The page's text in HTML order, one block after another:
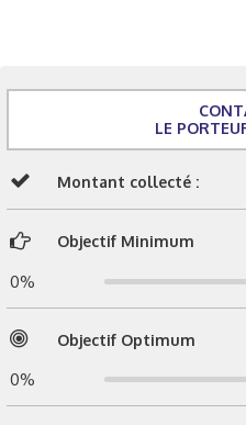
LE
Montant collecté :
Objectif Minimum
0%
Objectif Optimum
0%